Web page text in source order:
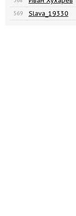
569 Slava_19330